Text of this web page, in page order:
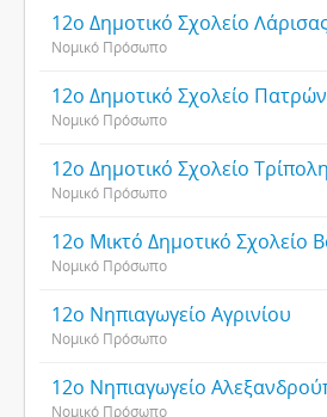
12ο Δημοτικό Σχολείο
Νομικό Πρόσωπο
12ο Δημοτικό Σχολείο Πατρών
Νομικό Πρόσωπο
12ο Δημοτικό Σχολείο
Νομικό Πρόσωπο
12ο Μικτό Δημοτικό Σχολείο
Νομικό Πρόσωπο
12ο Νηπιαγωγείο Αγρινίου
Νομικό Πρόσωπο
12ο Νηπιαγωγείο
Νομικό Πρόσωπο